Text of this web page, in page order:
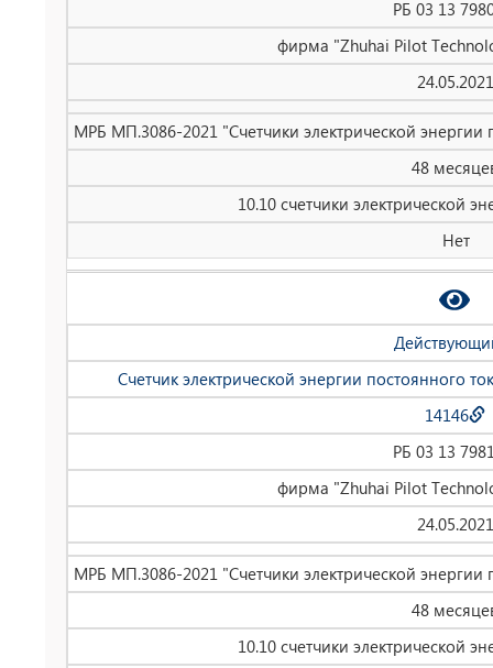
РБ 03 13
фирма "Zhuhai Pilot
24.05.2021
МРБ МП.3086-2021 "Счетчики электрической энергии
48
10.10 счетчики электрической
Нет
Счетчик электрической энергии постоянного
14146
РБ 03 13
фирма "Zhuhai Pilot
24.05.2021
МРБ МП.3086-2021 "Счетчики электрической энергии
48
10.10 счетчики электрической